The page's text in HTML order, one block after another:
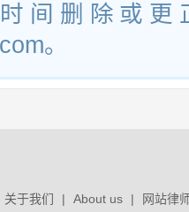
2018SR297620
间删除或更
。
关于我们 | About us |
网站律